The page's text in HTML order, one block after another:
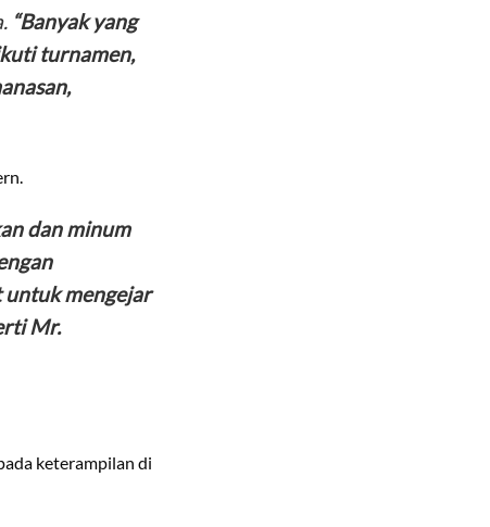
“Banyak yang
turnamen,
dan minum
untuk mengejar
Mr.
keterampilan di